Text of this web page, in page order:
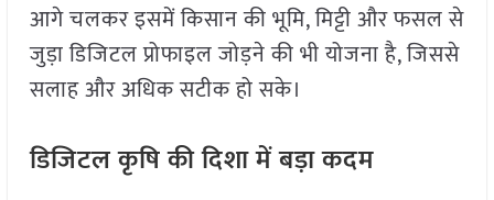
आगे चलकर इसमें किसान की भूमि, मिट्टी और फसल से
जुड़ा डिजिटल प्रोफाइल जोड़ने की भी योजना है, जिससे
सलाह और अधिक सटीक हो सके।
डिजिटल कृषि की दिशा में बड़ा कदम